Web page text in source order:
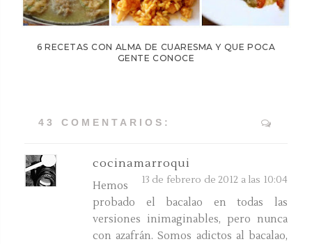
6 RECETAS CON ALMA DE CUARESMA Y QUE POCA
GENTE CONOCE
43 COMENTARIOS:
cocinamarroqui
13 de febrero de 2012 a las 10:04
Hemos
probado el bacalao en todas las
versiones inimaginables, pero nunca
con azafrán. Somos adictos al bacalao,